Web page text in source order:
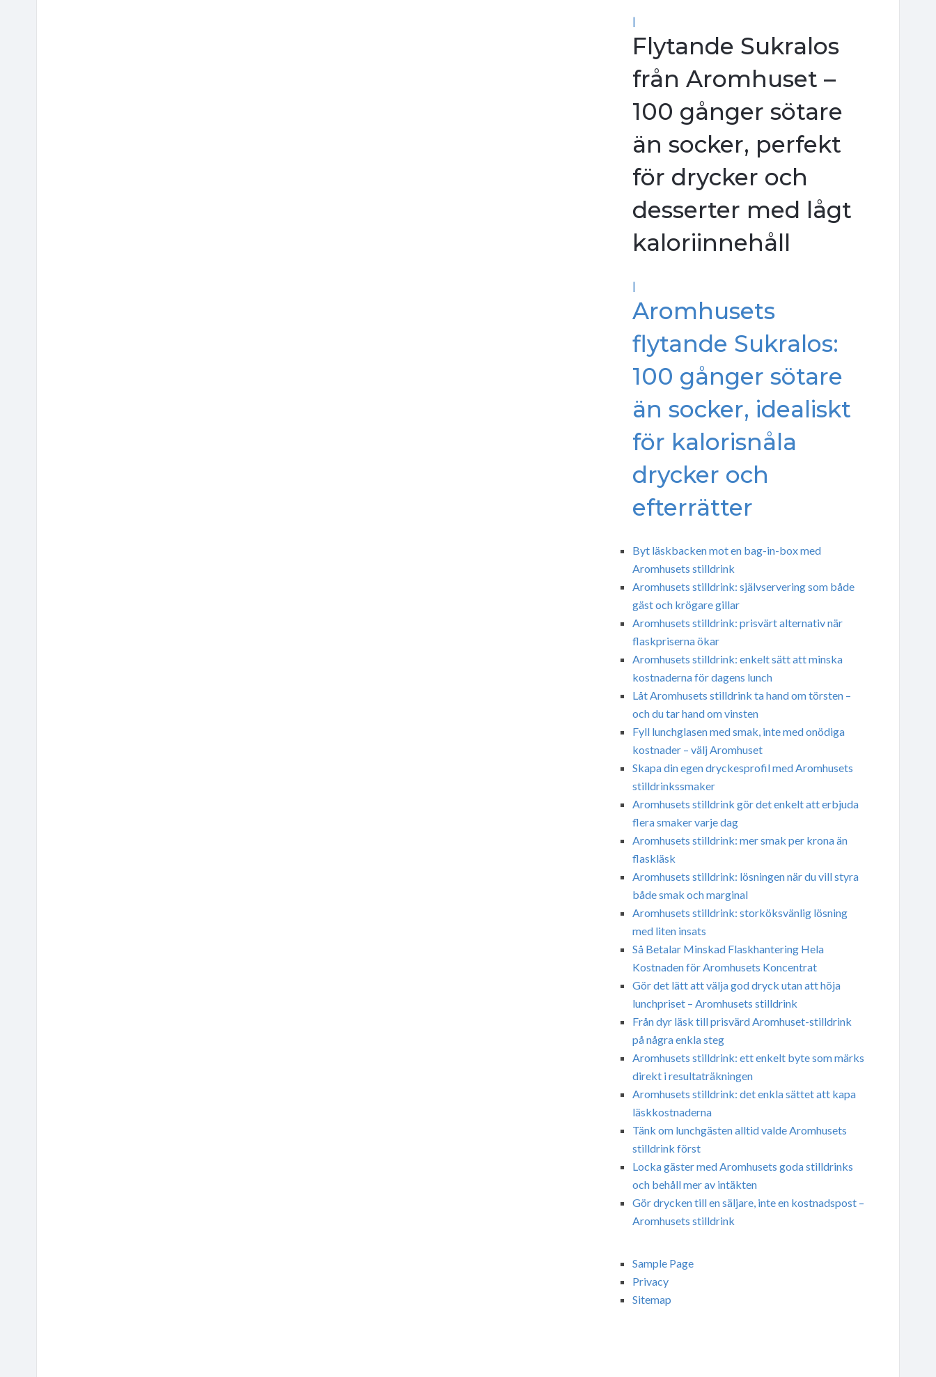
|
Flytande Sukralos
från Aromhuset –
100 gånger sötare
än socker, perfekt
för drycker och
desserter med lågt
kaloriinnehåll
|
Aromhusets
flytande Sukralos:
100 gånger sötare
än socker, idealiskt
för kalorisnåla
drycker och
efterrätter
Byt läskbacken mot en bag-in-box med
Aromhusets stilldrink
Aromhusets stilldrink: självservering som både
gäst och krögare gillar
Aromhusets stilldrink: prisvärt alternativ när
flaskpriserna ökar
Aromhusets stilldrink: enkelt sätt att minska
kostnaderna för dagens lunch
Låt Aromhusets stilldrink ta hand om törsten –
och du tar hand om vinsten
Fyll lunchglasen med smak, inte med onödiga
kostnader – välj Aromhuset
Skapa din egen dryckesprofil med Aromhusets
stilldrinkssmaker
Aromhusets stilldrink gör det enkelt att erbjuda
flera smaker varje dag
Aromhusets stilldrink: mer smak per krona än
flaskläsk
Aromhusets stilldrink: lösningen när du vill styra
både smak och marginal
Aromhusets stilldrink: storköksvänlig lösning
med liten insats
Så Betalar Minskad Flaskhantering Hela
Kostnaden för Aromhusets Koncentrat
Gör det lätt att välja god dryck utan att höja
lunchpriset – Aromhusets stilldrink
Från dyr läsk till prisvärd Aromhuset-stilldrink
på några enkla steg
Aromhusets stilldrink: ett enkelt byte som märks
direkt i resultaträkningen
Aromhusets stilldrink: det enkla sättet att kapa
läskkostnaderna
Tänk om lunchgästen alltid valde Aromhusets
stilldrink först
Locka gäster med Aromhusets goda stilldrinks
och behåll mer av intäkten
Gör drycken till en säljare, inte en kostnadspost –
Aromhusets stilldrink
Sample Page
Privacy
Sitemap